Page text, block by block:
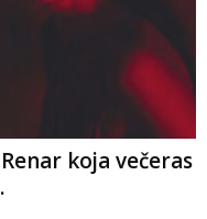
koja večeras